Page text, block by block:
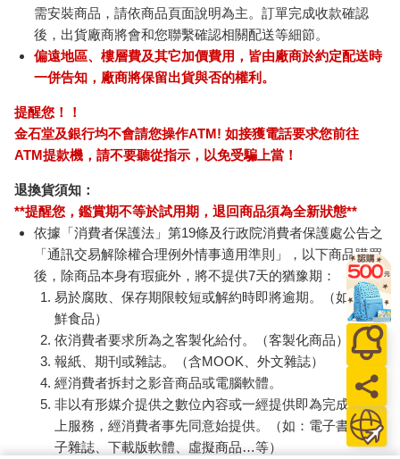
需安裝商品，請依商品頁面說明為主。訂單完成收款確認
後，出貨廠商將會和您聯繫確認相關配送等細節。
偏遠地區、樓層費及其它加價費用，皆由廠商於約定配送時
一併告知，廠商將保留出貨與否的權利。
提醒您！！
金石堂及銀行均不會請您操作ATM! 如接獲電話要求您前往
ATM提款機，請不要聽從指示，以免受騙上當！
退換貨須知：
**提醒您，鑑賞期不等於試用期，退回商品須為全新狀態**
依據「消費者保護法」第19條及行政院消費者保護處公告之
「通訊交易解除權合理例外情事適用準則」，以下商品購買
後，除商品本身有瑕疵外，將不提供7天的猶豫期：
易於腐敗、保存期限較短或解約時即將逾期。（如：生
鮮食品）
依消費者要求所為之客製化給付。（客製化商品）
報紙、期刊或雜誌。（含MOOK、外文雜誌）
經消費者拆封之影音商品或電腦軟體。
非以有形媒介提供之數位內容或一經提供即為完成之線
上服務，經消費者事先同意始提供。（如：電子書、電
子雜誌、下載版軟體、虛擬商品…等）